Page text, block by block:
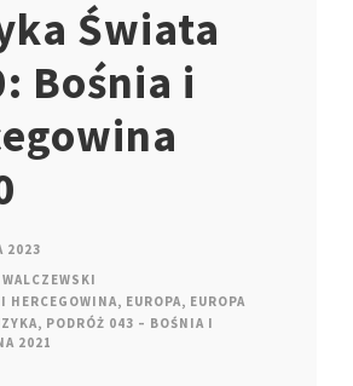
Świata
Bośnia i
2023
HERCEGOWINA, EUROPA, EUROPA
, PODRÓŻ 043 – BOŚNIA I
2021